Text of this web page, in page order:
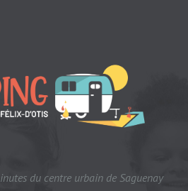
du centre urbain de Saguenay